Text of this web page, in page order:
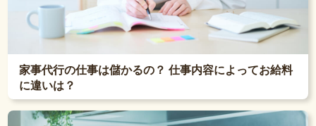
家事代行の仕事は儲かるの？ 仕事内容によってお給料
に違いは？